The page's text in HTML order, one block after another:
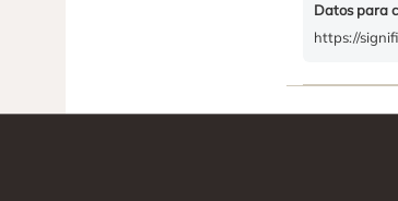
Datos para
https://